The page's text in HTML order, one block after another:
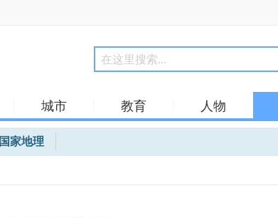
城市 教育 人物
国家地理